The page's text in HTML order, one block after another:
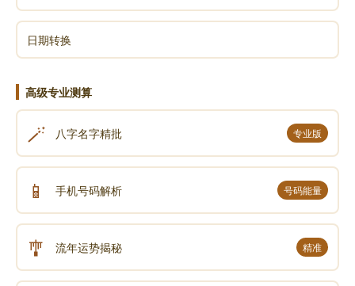
日期转换
高级专业测算
🪄 八字名字精批 专业版
📱 手机号码解析 号码能量
🎐 流年运势揭秘 精准